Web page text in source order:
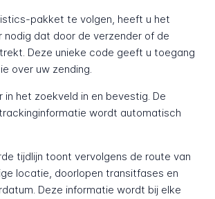
pakket te volgen, heeft u het
nodig dat door de verzender of de
Deze unieke code geeft u toegang
over uw zending.
in het zoekveld in en bevestig. De
wordt automatisch
tijdlijn toont vervolgens de route van
locatie, doorlopen transitfases en
Deze informatie wordt bij elke